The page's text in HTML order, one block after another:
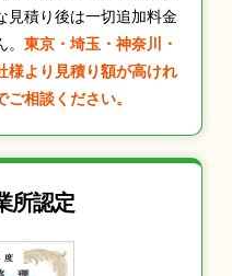
見積り後は一切追加料金
東京・埼玉・神奈川・
様より見積り額が高けれ
相談ください。
所認定